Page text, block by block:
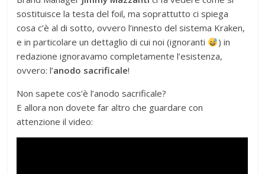
sostituisce la testa del foil, ma soprattutto ci spiega
cosa c’è al di sotto, ovvero l’innesto del sistema Kraken,
e in particolare un dettaglio di cui noi (ignoranti
) in
redazione ignoravamo completamente l’esistenza,
ovvero: l’anodo sacrificale!
Non sapete cos’è l’anodo sacrificale?
E allora non dovete far altro che guardare con
attenzione il video: